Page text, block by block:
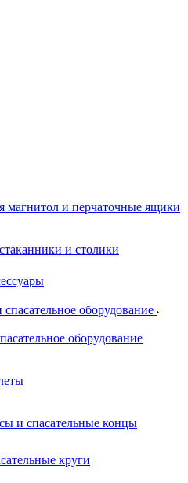
магнитол и перчаточные ящики
и столики
оборудование
оборудование
и спасательные концы
круги